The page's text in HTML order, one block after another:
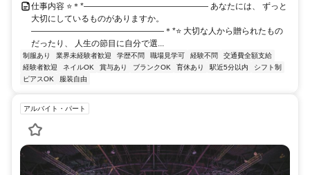
仕事内容 ⭐＊*――――――――――――――― あなたには、 ずっと
大切にしているものがありますか。
――――――――――――――――＊*⭐ 大切な人から贈られたもの
だったり、 人生の節目に自分で選...
制服あり 業界未経験者歓迎 学歴不問 職場見学可 経験不問
交通費全額支給
経験者歓迎
ネイルOK 賞与あり ブランクOK 育休あり 駅近5分以内
シフト制
ピアスOK
服装自由
アルバイト・パート